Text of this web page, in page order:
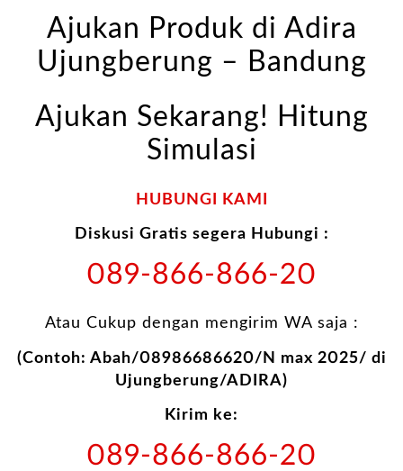
Ajukan Produk di Adira
Ujungberung – Bandung
Ajukan Sekarang! Hitung
Simulasi
HUBUNGI KAMI
Diskusi Gratis segera Hubungi :
089-866-866-20
Atau Cukup dengan mengirim WA saja :
(Contoh: Abah/08986686620/N max 2025/ di
Ujungberung/ADIRA)
Kirim ke:
089-866-866-20